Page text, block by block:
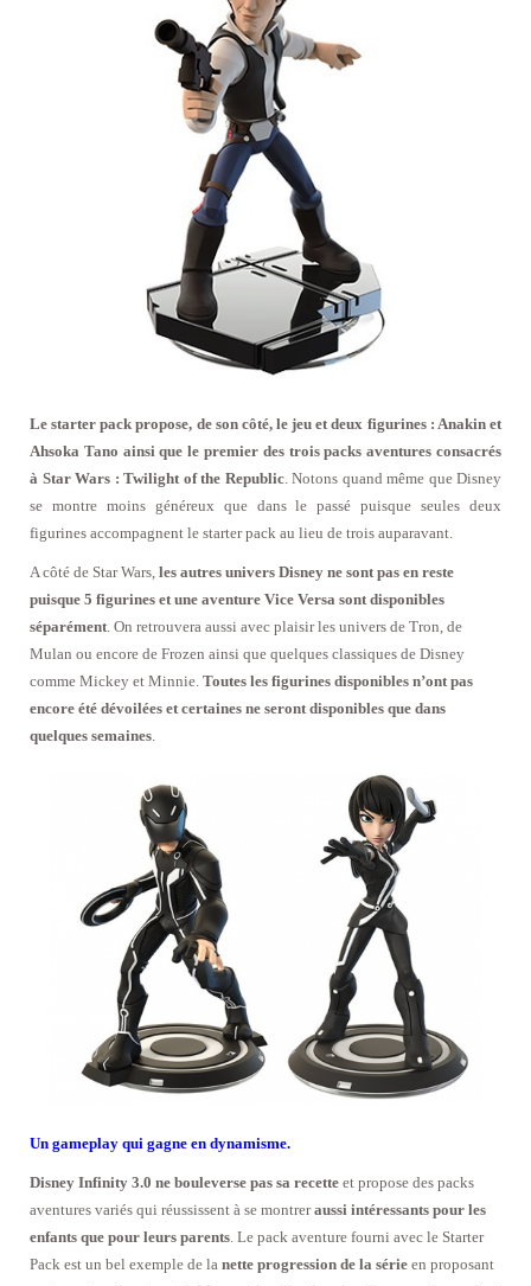
Le starter pack propose, de son côté, le jeu et deux figurines : Anakin et
Ahsoka Tano ainsi que le premier des trois packs aventures consacrés
à Star Wars : Twilight of the Republic. Notons quand même que Disney
se montre moins généreux que dans le passé puisque seules deux
figurines accompagnent le starter pack au lieu de trois auparavant.
A côté de Star Wars, les autres univers Disney ne sont pas en reste
puisque 5 figurines et une aventure Vice Versa sont disponibles
séparément. On retrouvera aussi avec plaisir les univers de Tron, de
Mulan ou encore de Frozen ainsi que quelques classiques de Disney
comme Mickey et Minnie. Toutes les figurines disponibles n’ont pas
encore été dévoilées et certaines ne seront disponibles que dans
quelques semaines.
Un gameplay qui gagne en dynamisme.
Disney Infinity 3.0 ne bouleverse pas sa recette et propose des packs
aventures variés qui réussissent à se montreraussi intéressants pour les
enfants que pour leurs parents . Le pack aventure fourni avec le Starter
Pack est un bel exemple de la nette progression de la série en proposant